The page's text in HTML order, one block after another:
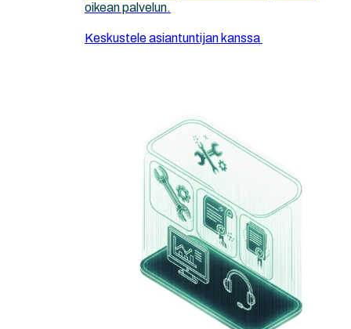
oikean palvelun.
Keskustele asiantuntijan kanssa